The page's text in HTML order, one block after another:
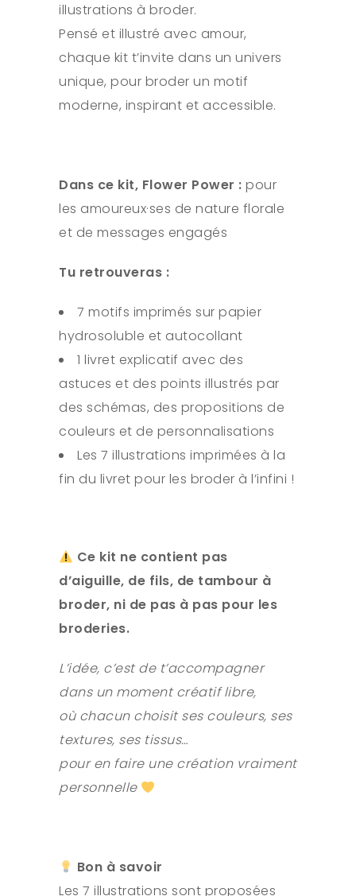
illustrations à broder.
Pensé et illustré avec amour,
chaque kit t’invite dans un univers
unique, pour broder un motif
moderne, inspirant et accessible.
Dans ce kit, Flower Power : pour
les amoureux·ses de nature florale
et de messages engagés
Tu retrouveras :
7 motifs imprimés sur papier
hydrosoluble et autocollant
1 livret explicatif avec des
astuces et des points illustrés par
des schémas, des propositions de
couleurs et de personnalisations
Les 7 illustrations imprimées à la
fin du livret pour les broder à l’infini !
Ce kit ne contient pas
d’aiguille, de fils, de tambour à
broder, ni de pas à pas pour les
broderies.
L’idée, c’est de t’accompagner
dans un moment créatif libre,
où chacun choisit ses couleurs, ses
textures, ses tissus…
pour en faire une création vraiment
personnelle
Bon à savoir
Les 7 illustrations sont proposées